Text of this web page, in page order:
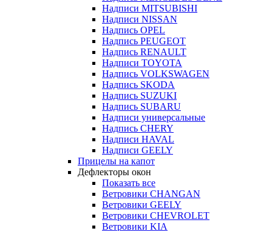
Надписи MITSUBISHI
Надписи NISSAN
Надпись OPEL
Надпись PEUGEOT
Надпись RENAULT
Надписи TOYOTA
Надпись VOLKSWAGEN
Надпись SKODA
Надпись SUZUKI
Надпись SUBARU
Надписи универсальные
Надпись CHERY
Надписи HAVAL
Надписи GEELY
Прицелы на капот
Дефлекторы окон
Показать все
Ветровики CHANGAN
Ветровики GEELY
Ветровики CHEVROLET
Ветровики KIA